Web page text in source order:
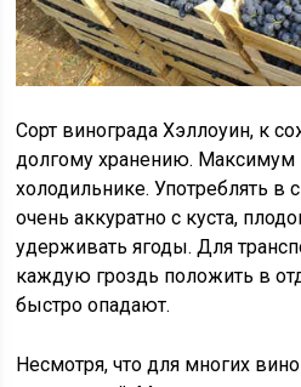
Сорт винограда Хэллоуин, к
долгому хранению. Максимум
холодильнике. Употреблять в
очень аккуратно с куста,
удерживать ягоды. Для
каждую гроздь положить в
быстро опадают.
Несмотря, что для многих